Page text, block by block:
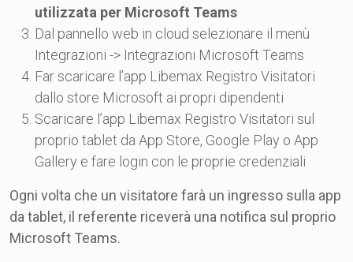
utilizzata per Microsoft Teams
Dal pannello web in cloud selezionare il menù
Integrazioni -> Integrazioni Microsoft Teams
Far scaricare l’app Libemax Registro Visitatori
dallo store Microsoft ai propri dipendenti
Scaricare l’app Libemax Registro Visitatori sul
proprio tablet da App Store, Google Play o App
Gallery e fare login con le proprie credenziali
Ogni volta che un visitatore farà un ingresso sulla app
da tablet, il referente riceverà una notifica sul proprio
Microsoft Teams.